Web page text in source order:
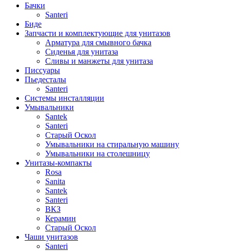
Бачки
Santeri
Биде
Запчасти и комплектующие для унитазов
Арматура для смывного бачка
Сиденья для унитаза
Сливы и манжеты для унитаза
Писсуары
Пьедесталы
Santeri
Системы инсталляции
Умывальники
Santek
Santeri
Старый Оскол
Умывальники на стиральную машину
Умывальники на столешницу
Унитазы-компакты
Rosa
Sanita
Santek
Santeri
ВКЗ
Керамин
Старый Оскол
Чаши унитазов
Santeri